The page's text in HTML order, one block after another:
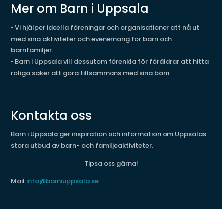
Mer om Barn i Uppsala
• Vi hjälper ideella föreningar och organisationer att nå ut
med sina aktiviteter och evenemang för barn och
barnfamiljer.
• Barn i Uppsala vill dessutom förenkla för föräldrar att hitta
roliga saker att göra tillsammans med sina barn.
Kontakta oss
Barn i Uppsala ger inspiration och information om Uppsalas
stora utbud av barn- och familjeaktiviteter.
Tipsa oss gärna!
Mail info@barniuppsala.se